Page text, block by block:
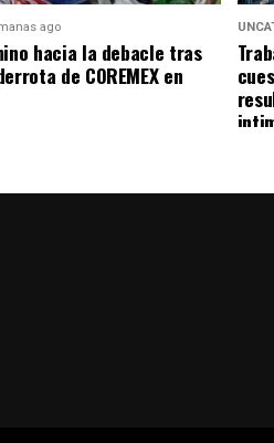
ago
hacia la debacle tras
de COREMEX en